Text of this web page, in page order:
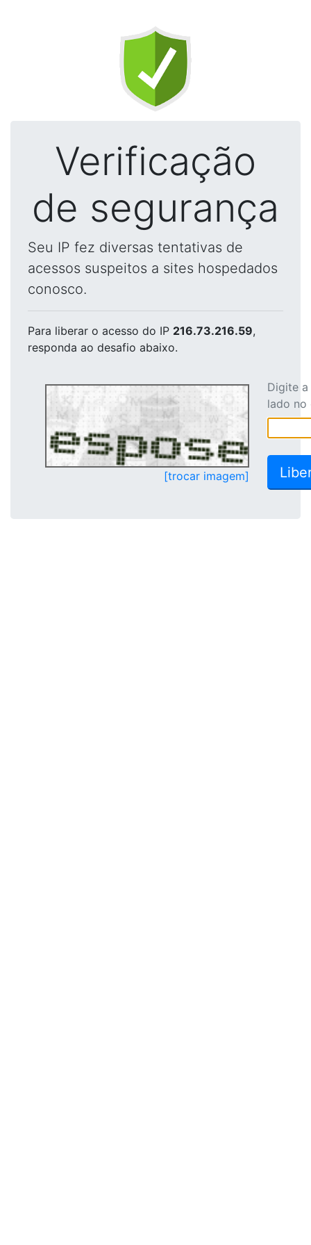
Verificação
de segurança
Seu IP fez diversas tentativas de
acessos suspeitos a sites hospedados
conosco.
Para liberar o acesso do IP 216.73.216.59,
responda ao desafio abaixo.
[trocar imagem]
Digite
lado no